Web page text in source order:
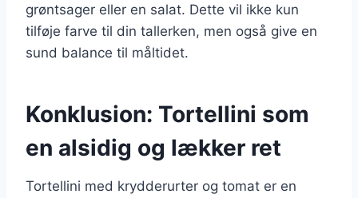
grøntsager eller en salat. Dette vil ikke kun
tilføje farve til din tallerken, men også give en
sund balance til måltidet.
Konklusion: Tortellini som
en alsidig og lækker ret
Tortellini med krydderurter og tomat er en